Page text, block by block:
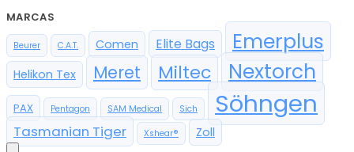
MARCAS
Beurer C.A.T. Comen Elite Bags Emerplus
Helikon Tex Meret Miltec Nextorch
PAX Pentagon SAM Medical Sich Söhngen
Tasmanian Tiger Xshear® Zoll